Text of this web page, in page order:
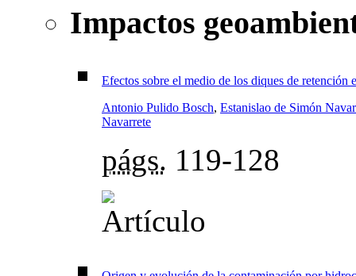
Impactos
Efectos sobre el medio de los diques de
Antonio Pulido Bosch, Estanislao de Simón
Navarrete
págs. 119-128